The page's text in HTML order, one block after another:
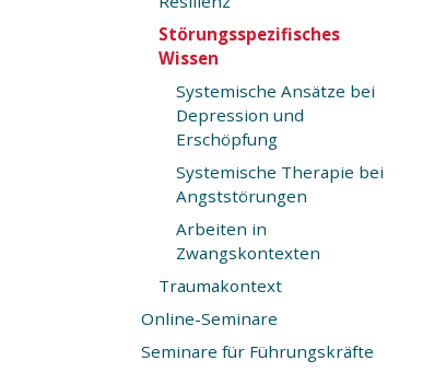
Störungsspezifisches
Wissen
Systemische Ansätze bei
Depression und
Erschöpfung
Systemische Therapie bei
Angststörungen
Arbeiten in
Zwangskontexten
Traumakontext
Online-Seminare
Seminare für Führungskräfte